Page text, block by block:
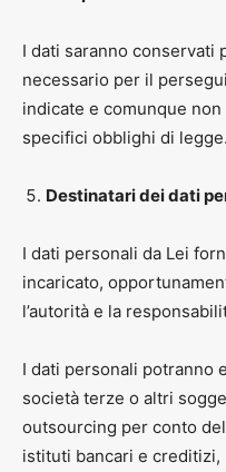
I dati saranno conservati
necessario per il
indicate e comunque
specifici obblighi di legge.
Destinatari dei dati
I dati personali da Lei
incaricato,
l’autorità e la
I dati personali potranno
società terze o altri
outsourcing per conto
istituti bancari e